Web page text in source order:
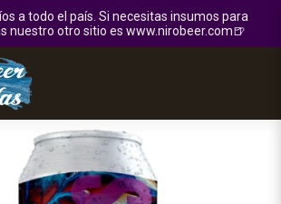
a todo el país. Si necesitas insumos para
nuestro otro sitio es www.nirobeer.com🍺